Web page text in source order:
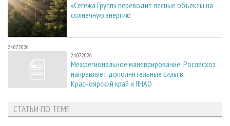
«Сегежа Групп» переводит лесные объекты на
солнечную энергию
24.07.2026
24.07.2026
Межрегиональное маневрирование: Рослесхоз
направляет дополнительные силы в
Красноярский край и ЯНАО
СТАТЬИ ПО ТЕМЕ